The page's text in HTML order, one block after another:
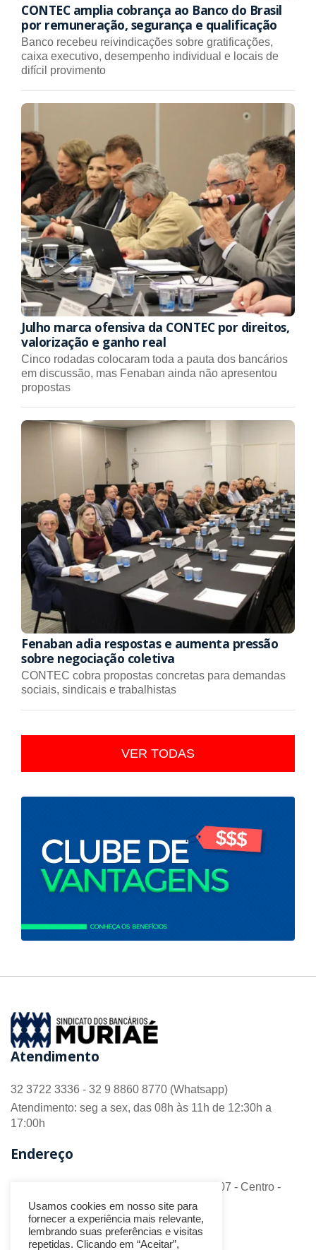
CONTEC amplia cobrança ao Banco do Brasil
por remuneração, segurança e qualificação
Banco recebeu reivindicações sobre gratificações,
caixa executivo, desempenho individual e locais de
difícil provimento
Julho marca ofensiva da CONTEC por direitos,
valorização e ganho real
Cinco rodadas colocaram toda a pauta dos bancários
em discussão, mas Fenaban ainda não apresentou
propostas
Fenaban adia respostas e aumenta pressão
sobre negociação coletiva
CONTEC cobra propostas concretas para demandas
sociais, sindicais e trabalhistas
VER TODAS
Atendimento
32 3722 3336 - 32 9 8860 8770 (Whatsapp)
Atendimento: seg a sex, das 08h às 11h de 12:30h a
17:00h
Endereço
R. Barão do Monte Alto nº 70 - Sala 306/307 - Centro -
CEP 36.880-018 - Muriaé/MG
Redes Sociais
Usamos cookies em nosso site para
fornecer a experiência mais relevante,
lembrando suas preferências e visitas
repetidas. Clicando em “Aceitar”,